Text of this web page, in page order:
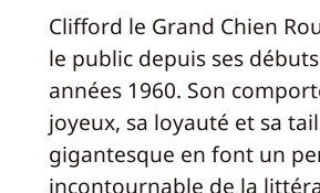
Clifford le Grand Chien
le public depuis ses
années 1960. Son
joyeux, sa loyauté et sa
gigantesque en font un
incontournable de la